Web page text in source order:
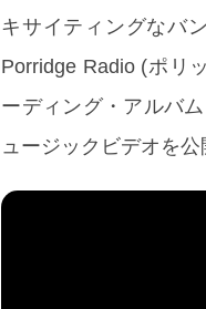
キサイティングなバ
Porridge Radio (ポリ
ーディング・アルバ
ュージックビデオを公